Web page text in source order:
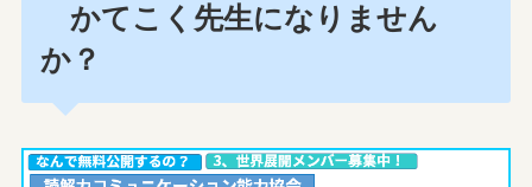
かてこく先生になりません
か？